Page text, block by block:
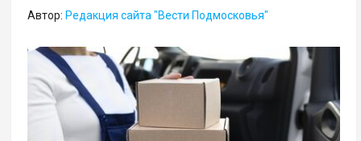
Автор: Редакция сайта "Вести Подмосковья"